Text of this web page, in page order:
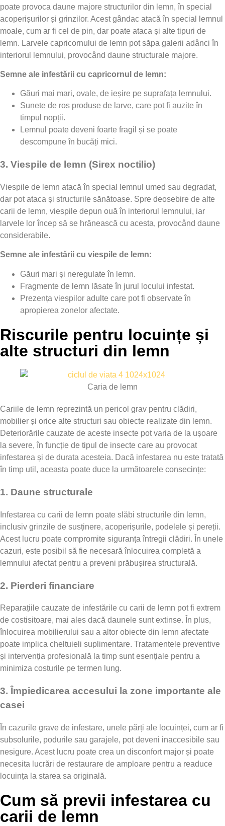
poate provoca daune majore structurilor din lemn, în special
acoperișurilor și grinzilor. Acest gândac atacă în special lemnul
moale, cum ar fi cel de pin, dar poate ataca și alte tipuri de
lemn. Larvele capricornului de lemn pot săpa galerii adânci în
interiorul lemnului, provocând daune structurale majore.
Semne ale infestării cu capricornul de lemn:
Găuri mai mari, ovale, de ieșire pe suprafața lemnului.
Sunete de ros produse de larve, care pot fi auzite în
timpul nopții.
Lemnul poate deveni foarte fragil și se poate
descompune în bucăți mici.
3. Viespile de lemn (Sirex noctilio)
Viespile de lemn atacă în special lemnul umed sau degradat,
dar pot ataca și structurile sănătoase. Spre deosebire de alte
carii de lemn, viespile depun ouă în interiorul lemnului, iar
larvele lor încep să se hrănească cu acesta, provocând daune
considerabile.
Semne ale infestării cu viespile de lemn:
Găuri mari și neregulate în lemn.
Fragmente de lemn lăsate în jurul locului infestat.
Prezența viespilor adulte care pot fi observate în
apropierea zonelor afectate.
Riscurile pentru locuințe și
alte structuri din lemn
Caria de lemn
Cariile de lemn reprezintă un pericol grav pentru clădiri,
mobilier și orice alte structuri sau obiecte realizate din lemn.
Deteriorările cauzate de aceste insecte pot varia de la ușoare
la severe, în funcție de tipul de insecte care au provocat
infestarea și de durata acesteia. Dacă infestarea nu este tratată
în timp util, aceasta poate duce la următoarele consecințe:
1. Daune structurale
Infestarea cu carii de lemn poate slăbi structurile din lemn,
inclusiv grinzile de susținere, acoperișurile, podelele și pereții.
Acest lucru poate compromite siguranța întregii clădiri. În unele
cazuri, este posibil să fie necesară înlocuirea completă a
lemnului afectat pentru a preveni prăbușirea structurală.
2. Pierderi financiare
Reparațiile cauzate de infestările cu carii de lemn pot fi extrem
de costisitoare, mai ales dacă daunele sunt extinse. În plus,
înlocuirea mobilierului sau a altor obiecte din lemn afectate
poate implica cheltuieli suplimentare. Tratamentele preventive
și intervenția profesională la timp sunt esențiale pentru a
minimiza costurile pe termen lung.
3. Împiedicarea accesului la zone importante ale
casei
În cazurile grave de infestare, unele părți ale locuinței, cum ar fi
subsolurile, podurile sau garajele, pot deveni inaccesibile sau
nesigure. Acest lucru poate crea un disconfort major și poate
necesita lucrări de restaurare de amploare pentru a readuce
locuința la starea sa originală.
Cum să previi infestarea cu
carii de lemn